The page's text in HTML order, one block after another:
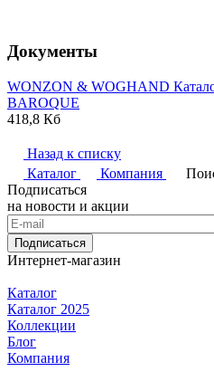
Документы
WONZON & WOGHAND
BAROQUE
418,8 Кб
Назад к списку
Каталог
Компания
Подписаться
на новости и акции
Подписаться
Интернет-магазин
Каталог
Каталог 2025
Коллекции
Блог
Компания